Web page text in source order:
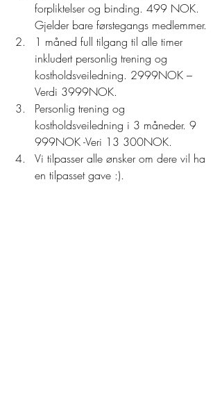
forpliktelser og binding. 499 NOK.
Gjelder bare førstegangs medlemmer.
1 måned full tilgang til alle timer
inkludert personlig trening og
kostholdsveiledning. 2999NOK –
Verdi 3999NOK.
Personlig trening og
kostholdsveiledning i 3 måneder. 9
999NOK -Veri 13 300NOK.
Vi tilpasser alle ønsker om dere vil ha
en tilpasset gave :).